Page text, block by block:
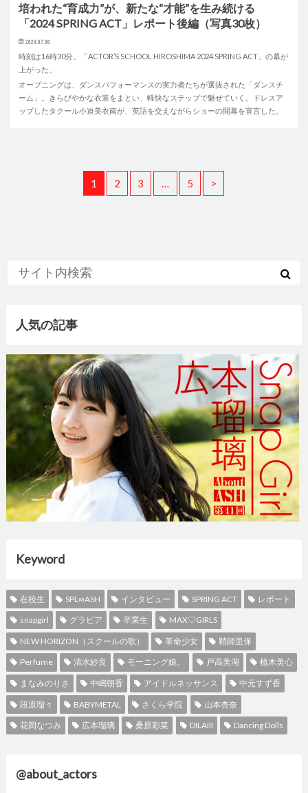
培われた“育成力”が、新たな“才能”を生み続ける
「2024 SPRING ACT」レポート後編（写真30枚）
2024.07.30
時刻は16時30分。「ACTOR’S SCHOOL HIROSHIMA 2024 SPRING ACT」の幕が
上がった。
オープニングは、ダンスパフォーマンスの実力者たちが選抜された「ダンスチ
ーム」。きらびやかな衣装をまとい、軽快なステップで魅せていく。ドレスア
ップしたタクール小迫美衣南が、英語を交えながらショーの開幕を宣言した。
1 2 3 … 5 >
人気の記事
Keyword
在校生 SPL∞ASH インタビュー SPRING ACT レポート
snapgirl グラビア 卒業生 MAX♡GIRLS
NEW HORIZON（スクールの歌） 革命少女 鞘師里保
Perfume 清水紗良 モーニング娘。 戸高美湖 植木美心
まなみのりさ 中嶋朝香 アイドルネッサンス 中元すず香
段原瑠々 BABYMETAL さくら学院 山本杏奈
花岡なつみ 広本瑠璃 桑原彩菜 DILAIII Dancing Dolls
@about_actors